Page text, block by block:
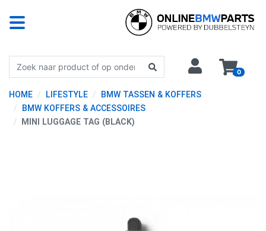
0
HOME LIFESTYLE
BMW TASSEN & KOFFERS
BMW KOFFERS & ACCESSOIRES
MINI LUGGAGE TAG (BLACK)